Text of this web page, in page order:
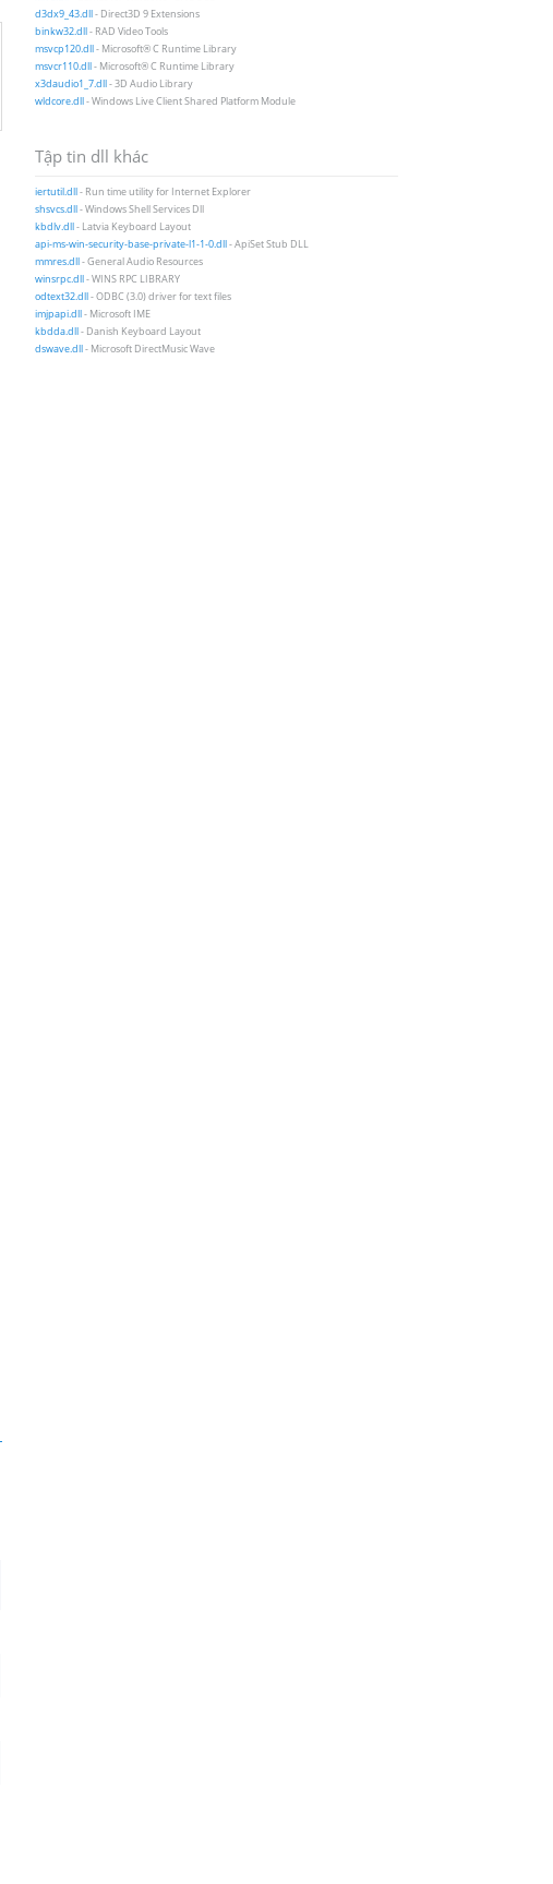
d3dx9_43.dll- Direct3D 9 Extensions
binkw32.dll- RAD Video Tools
msvcp120.dll- Microsoft® C Runtime Library
msvcr110.dll- Microsoft® C Runtime Library
x3daudio1_7.dll- 3D Audio Library
wldcore.dll- Windows Live Client Shared Platform Module
Tập tin dll khác
iertutil.dll- Run time utility for Internet Explorer
shsvcs.dll- Windows Shell Services Dll
kbdlv.dll- Latvia Keyboard Layout
api-ms-win-security-base-private-l1-1-0.dll- ApiSet Stub DLL
mmres.dll- General Audio Resources
winsrpc.dll- WINS RPC LIBRARY
odtext32.dll- ODBC (3.0) driver for text files
imjpapi.dll- Microsoft IME
kbdda.dll- Danish Keyboard Layout
dswave.dll- Microsoft DirectMusic Wave